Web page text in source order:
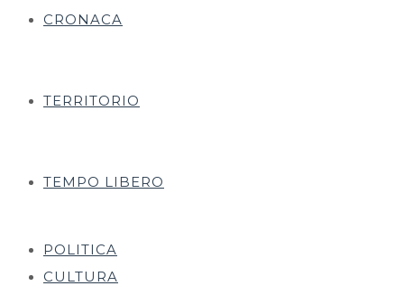
CRONACA
TERRITORIO
TEMPO LIBERO
POLITICA
CULTURA